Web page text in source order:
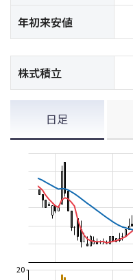
年初来安値
株式積立
日足
20